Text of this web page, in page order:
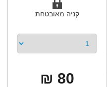
קניה מאובטחת
80 ₪